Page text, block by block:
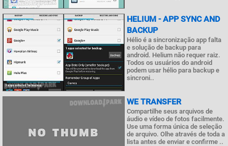
HELIUM - APP SYNC AND
BACKUP
Hélio é a sincronização app falta
e solução de backup para
android. Helium não requer raiz.
Todos os usuários do android
podem usar hélio para backup e
sincroni..
WE TRANSFER
Compartilhe seus arquivos de
áudio e vídeo de fotos facilmente.
Use uma forma única de seleção
de arquivo. Olhe através de toda a
lista antes de enviar e confirme ..